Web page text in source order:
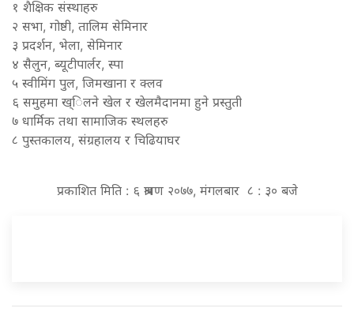
१‍ शैक्षिक संस्थाहरु
२ सभा, गोष्ठी, तालिम सेमिनार
३ प्रदर्शन, भेला, सेमिनार
४ सैलुन, ब्यूटीपार्लर, स्पा
५ स्वीमिंग पुल, जिमखाना र क्लव
६ समुहमा ख्िलने खेल र खेलमैदानमा हुने प्रस्तुती
७ धार्मिक तथा सामाजिक स्थलहरु
८ पुस्तकालय, संग्रहालय र चिढियाघर
प्रकाशित मिति : ६ श्रावण २०७७, मंगलबार ८ : ३० बजे